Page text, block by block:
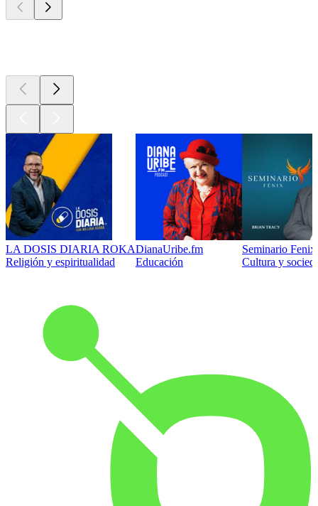
LA DOSIS DIARIA ROKA
Religión y espiritualidad
DianaUribe.fm
Educación
Seminario
Cultura y